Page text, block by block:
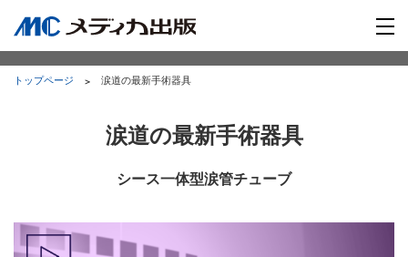
トップページ 涙道の最新手術器具
涙道の最新手術器具
シース一体型涙管チューブ